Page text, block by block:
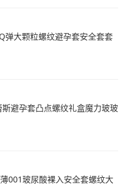
弹大颗粒螺纹避孕套安全套套
斯避孕套凸点螺纹礼盒魔力玻玻
001玻尿酸裸入安全套螺纹大